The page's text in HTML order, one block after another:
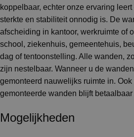
koppelbaar, echter onze ervaring
sterkte en stabiliteit onnodig is. De
afscheiding in kantoor, werkruimte of
school, ziekenhuis, gemeentehuis,
dag of tentoonstelling. Alle wanden,
zijn nestelbaar. Wanneer u de
gemonteerd nauwelijks ruimte in.
gemonteerde wanden blijft
Mogelijkheden